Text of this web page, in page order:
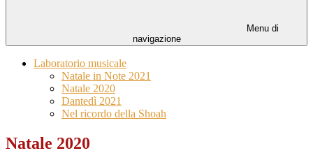
Menu di
navigazione
Laboratorio musicale
Natale in Note 2021
Natale 2020
Dantedì 2021
Nel ricordo della Shoah
Natale 2020